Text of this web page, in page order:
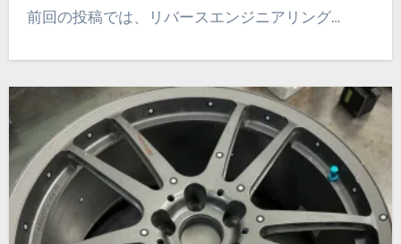
前回の投稿では、リバースエンジニアリング…